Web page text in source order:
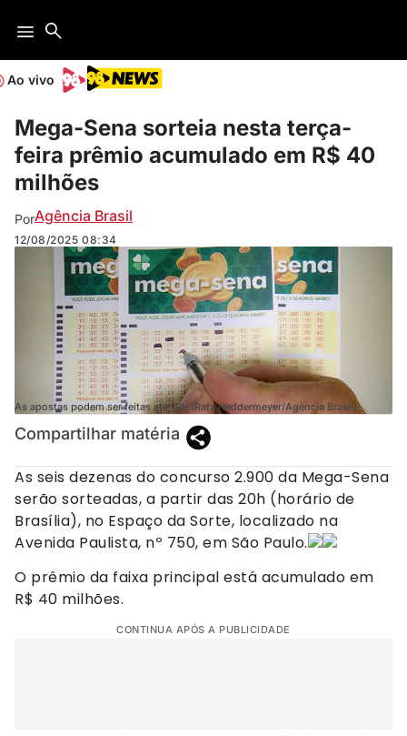
Ao vivo
Mega-Sena sorteia nesta terça-
feira prêmio acumulado em R$ 40
milhões
PorAgência Brasil
12/08/2025 08:34
As apostas podem ser feitas até 19h (Rafa Neddermeyer/Agência Brasil)
Compartilhar matéria
As seis dezenas do concurso 2.900 da Mega-Sena
serão sorteadas, a partir das 20h (horário de
Brasília), no Espaço da Sorte, localizado na
Avenida Paulista, nº 750, em São Paulo.
O prêmio da faixa principal está acumulado em
R$ 40 milhões.
CONTINUA APÓS A PUBLICIDADE